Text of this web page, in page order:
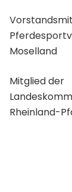
Moselland
Mitglied der
Rheinland-